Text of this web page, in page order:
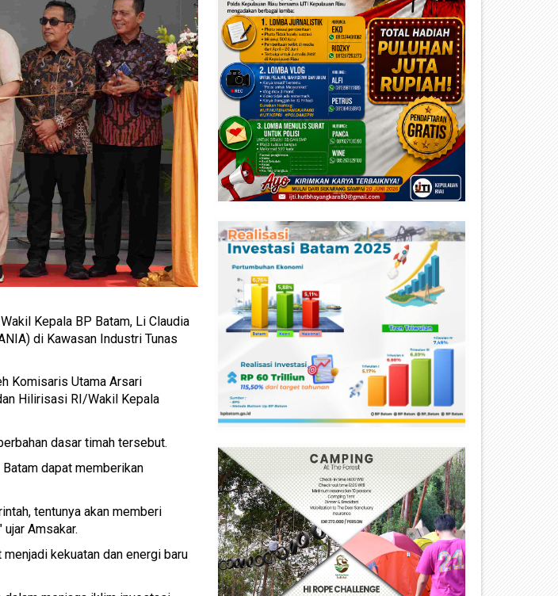
Kepala BP Batam, Li Claudia
di Kawasan Industri Tunas
Komisaris Utama Arsari
Hilirisasi RI/Wakil Kepala
dasar timah tersebut.
dapat memberikan
tentunya akan memberi
Amsakar.
kekuatan dan energi baru